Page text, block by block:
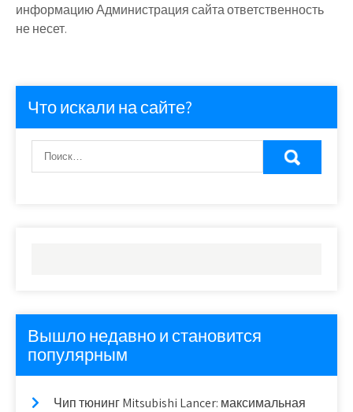
информацию Администрация сайта ответственность
не несет.
Что искали на сайте?
Вышло недавно и становится
популярным
Чип тюнинг Mitsubishi Lancer: максимальная